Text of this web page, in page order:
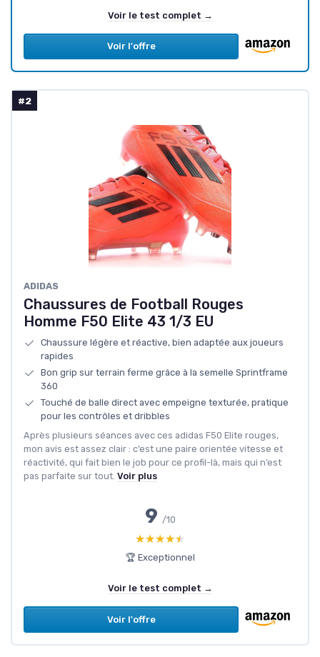
Voir le test complet →
Voir l'offre
#2
ADIDAS
Chaussures de Football Rouges
Homme F50 Elite 43 1/3 EU
Chaussure légère et réactive, bien adaptée aux joueurs
rapides
Bon grip sur terrain ferme grâce à la semelle Sprintframe
360
Touché de balle direct avec empeigne texturée, pratique
pour les contrôles et dribbles
Après plusieurs séances avec ces adidas F50 Elite rouges,
mon avis est assez clair : c’est une paire orientée vitesse et
réactivité, qui fait bien le job pour ce profil-là, mais qui n’est
pas parfaite sur tout. Voir plus
9 /10
★★★★★
★★★★★
🏆 Exceptionnel
Voir le test complet →
Voir l'offre